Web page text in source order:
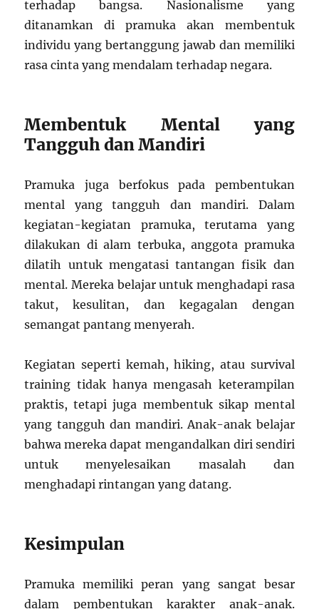
terhadap bangsa. Nasionalisme yang
ditanamkan di pramuka akan membentuk
individu yang bertanggung jawab dan memiliki
rasa cinta yang mendalam terhadap negara.
Membentuk Mental yang
Tangguh dan Mandiri
Pramuka juga berfokus pada pembentukan
mental yang tangguh dan mandiri. Dalam
kegiatan-kegiatan pramuka, terutama yang
dilakukan di alam terbuka, anggota pramuka
dilatih untuk mengatasi tantangan fisik dan
mental. Mereka belajar untuk menghadapi rasa
takut, kesulitan, dan kegagalan dengan
semangat pantang menyerah.
Kegiatan seperti kemah, hiking, atau survival
training tidak hanya mengasah keterampilan
praktis, tetapi juga membentuk sikap mental
yang tangguh dan mandiri. Anak-anak belajar
bahwa mereka dapat mengandalkan diri sendiri
untuk menyelesaikan masalah dan
menghadapi rintangan yang datang.
Kesimpulan
Pramuka memiliki peran yang sangat besar
dalam pembentukan karakter anak-anak.